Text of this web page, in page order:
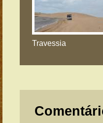
Travessia